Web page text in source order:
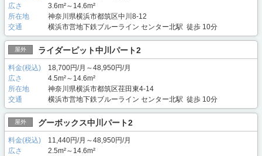
広さ
3.6m²～14.6m²
所在地
神奈川県横浜市都筑区中川8-12
交通
横浜市営地下鉄ブルーライン センター北駅 徒歩 10分
屋外 ライダーピット中川パート2
料金(税込)
18,700円/月～48,950円/月
広さ
4.5m²～14.6m²
所在地
神奈川県横浜市都筑区荏田東4-14
交通
横浜市営地下鉄ブルーライン センター北駅 徒歩 10分
屋外 グーボックス中川パート2
料金(税込)
11,440円/月～48,950円/月
広さ
2.5m²～14.6m²